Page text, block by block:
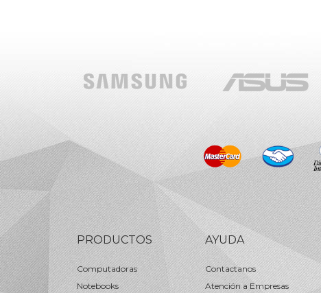
PRODUCTOS
Computadoras
Notebooks
AYUDA
Contactanos
Atención a Empresas